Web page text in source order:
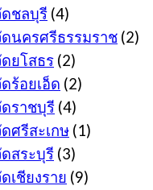
ชลบุรี (4)
นครศรีธรรมราช (2)
ยโสธร (2)
ร้อยเอ็ด (2)
ราชบุรี (4)
ศรีสะเกษ (1)
สระบุรี (3)
เชียงราย (9)